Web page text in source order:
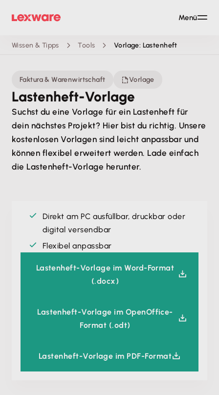
Wissen & Tipps Tools Vorlage: Lastenheft
Faktura & Warenwirtschaft Vorlage
Lastenheft-Vorlage
Suchst du eine Vorlage für ein Lastenheft für
dein nächstes Projekt? Hier bist du richtig. Unsere
kostenlosen Vorlagen sind leicht anpassbar und
können flexibel erweitert werden. Lade einfach
die Lastenheft-Vorlage herunter.
Direkt am PC ausfüllbar, druckbar oder
digital versendbar
Flexibel anpassbar
Lastenheft-Vorlage im Word-Format
(.docx)
Lastenheft-Vorlage im OpenOffice-
Format (.odt)
Lastenheft-Vorlage im PDF-Format
Menü